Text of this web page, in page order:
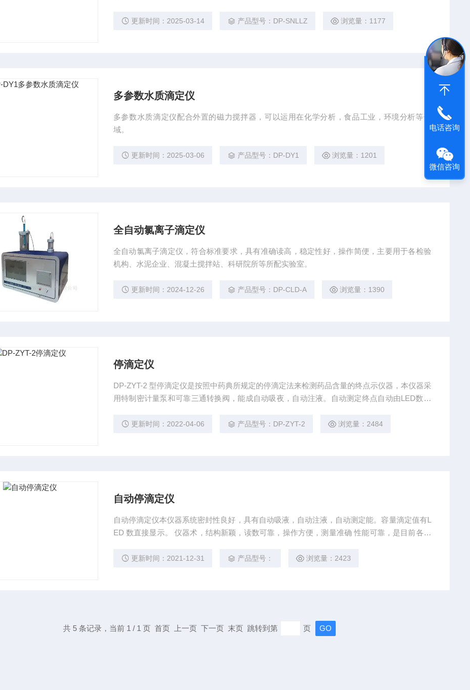
更新时间：2025-03-14 产品型号：DP-SNLLZ 浏览量：1177
多参数水质滴定仪
多参数水质滴定仪配合外置的磁力搅拌器，可以运用在化学分析，食品工业，环境分析等领
域。
更新时间：2025-03-06 产品型号：DP-DY1 浏览量：1201
全自动氯离子滴定仪
全自动氯离子滴定仪，符合标准要求，具有准确读高，稳定性好，操作简便，主要用于各检验
机构、水泥企业、混凝土搅拌站、科研院所等所配实验室。
更新时间：2024-12-26 产品型号：DP-CLD-A 浏览量：1390
停滴定仪
DP-ZYT-2 型停滴定仪是按照中药典所规定的停滴定法来检测药品含量的终点示仪器，本仪器采
用特制密计量泵和可靠三通转换阀，能成自动吸夜，自动注液。自动测定终点自动由LED数字
更新时间：2022-04-06 产品型号：DP-ZYT-2 浏览量：2484
自动停滴定仪
自动停滴定仪本仪器系统密封性良好，具有自动吸液，自动注液，自动测定能。容量滴定值有L
ED 数直接显示。 仪器术，结构新颖，读数可靠，操作方便，测量准确 性能可靠，是目前各化
更新时间：2021-12-31 产品型号： 浏览量：2423
共 5 条记录，当前 1 / 1 页 首页 上一页 下一页 末页 跳转到第 页
电话咨询
微信咨询